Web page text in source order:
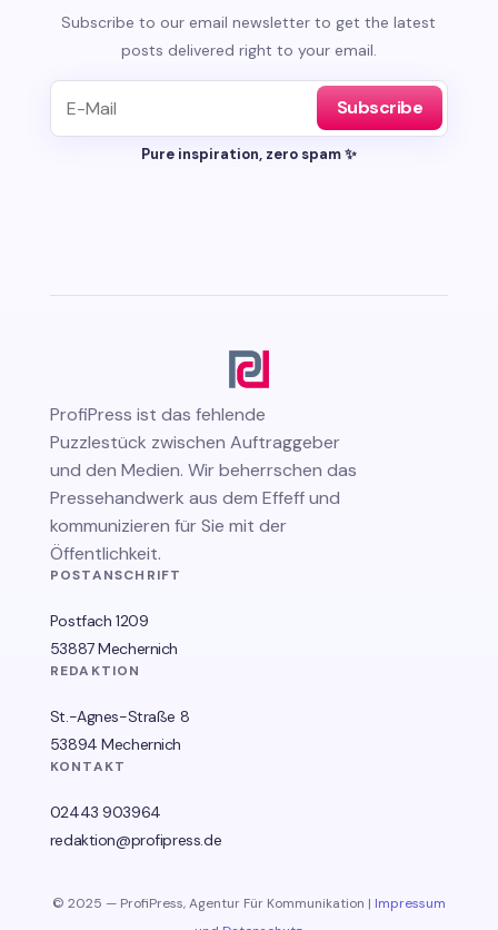
Subscribe to our email newsletter to get the latest
posts delivered right to your email.
Subscribe
Pure inspiration, zero spam ✨
ProfiPress ist das fehlende
Puzzlestück zwischen Auftraggeber
und den Medien. Wir beherrschen das
Pressehandwerk aus dem Effeff und
kommunizieren für Sie mit der
Öffentlichkeit.
POSTANSCHRIFT
Postfach 1209
53887 Mechernich
REDAKTION
St.-Agnes-Straße 8
53894 Mechernich
KONTAKT
02443 903964
redaktion@profipress.de
© 2025 — ProfiPress, Agentur Für Kommunikation | Impressum